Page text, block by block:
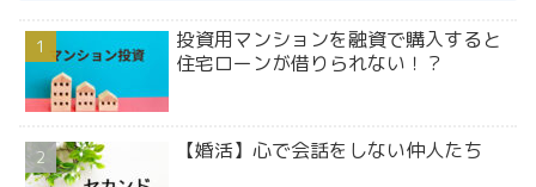
投資用マンションを融資で購入すると
住宅ローンが借りられない！？
【婚活】心で会話をしない仲人たち